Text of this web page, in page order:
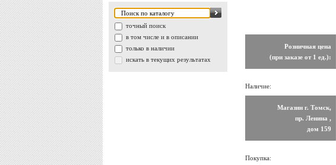
точный поиск
в том числе и в описании
только в наличии
искать в текущих результатах
Розничная цена
(при заказе от 1 ед.):
Наличие:
Магазин г. Томск,
пр. Ленина ,
дом 159
Покупка: